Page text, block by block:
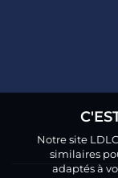
Notre site
similaires
adaptés à